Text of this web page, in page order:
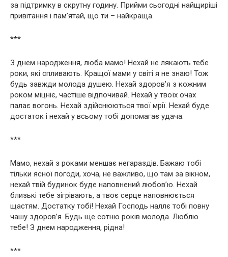
за підтримку в скрутну годину. Прийми сьогодні найщиріші
привітання і пам’ятай, що ти – найкраща.
***
З днем народження, люба мамо! Нехай не лякають тебе
роки, які спливають. Кращої мами у світі я не знаю! Тож
будь завжди молода душею. Нехай здоров’я з кожним
роком міцніє, частіше відпочивай. Нехай у твоїх очах
палає вогонь. Нехай здійснюються твої мрії. Нехай буде
достаток і нехай у всьому тобі допомагає удача.
***
Мамо, нехай з роками меншає негараздів. Бажаю тобі
тільки ясної погоди, хоча, не важливо, що там за вікном,
нехай твій будинок буде наповнений любов’ю. Нехай
близькі тебе зігрівають, а твоє серце наповнюється
щастям. Достатку тобі! Нехай Господь наллє тобі повну
чашу здоров’я. Будь ще сотню років молода. Люблю
тебе! З днем народження, рідна!
***